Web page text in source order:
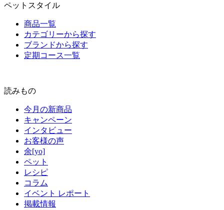
ペットスタイル
商品一覧
カテゴリーから探す
ブランドから探す
定期コース一覧
読みもの
今月の新商品
キャンペーン
インタビュー
お客様の声
余[yo]
ペット
レシピ
コラム
イベント レポート
掲載情報